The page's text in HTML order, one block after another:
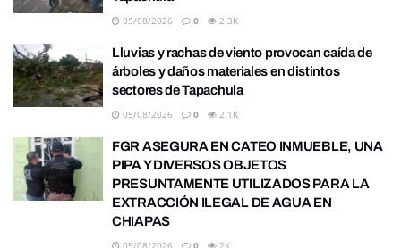
05/08/2026 0 2.3K
Lluvias y rachas de viento provocan caída de
árboles y daños materiales en distintos
sectores de Tapachula
05/08/2026 0 2.1K
FGR ASEGURA EN CATEO INMUEBLE, UNA
PIPA Y DIVERSOS OBJETOS
PRESUNTAMENTE UTILIZADOS PARA LA
EXTRACCIÓN ILEGAL DE AGUA EN
CHIAPAS
05/08/2026 0 2K